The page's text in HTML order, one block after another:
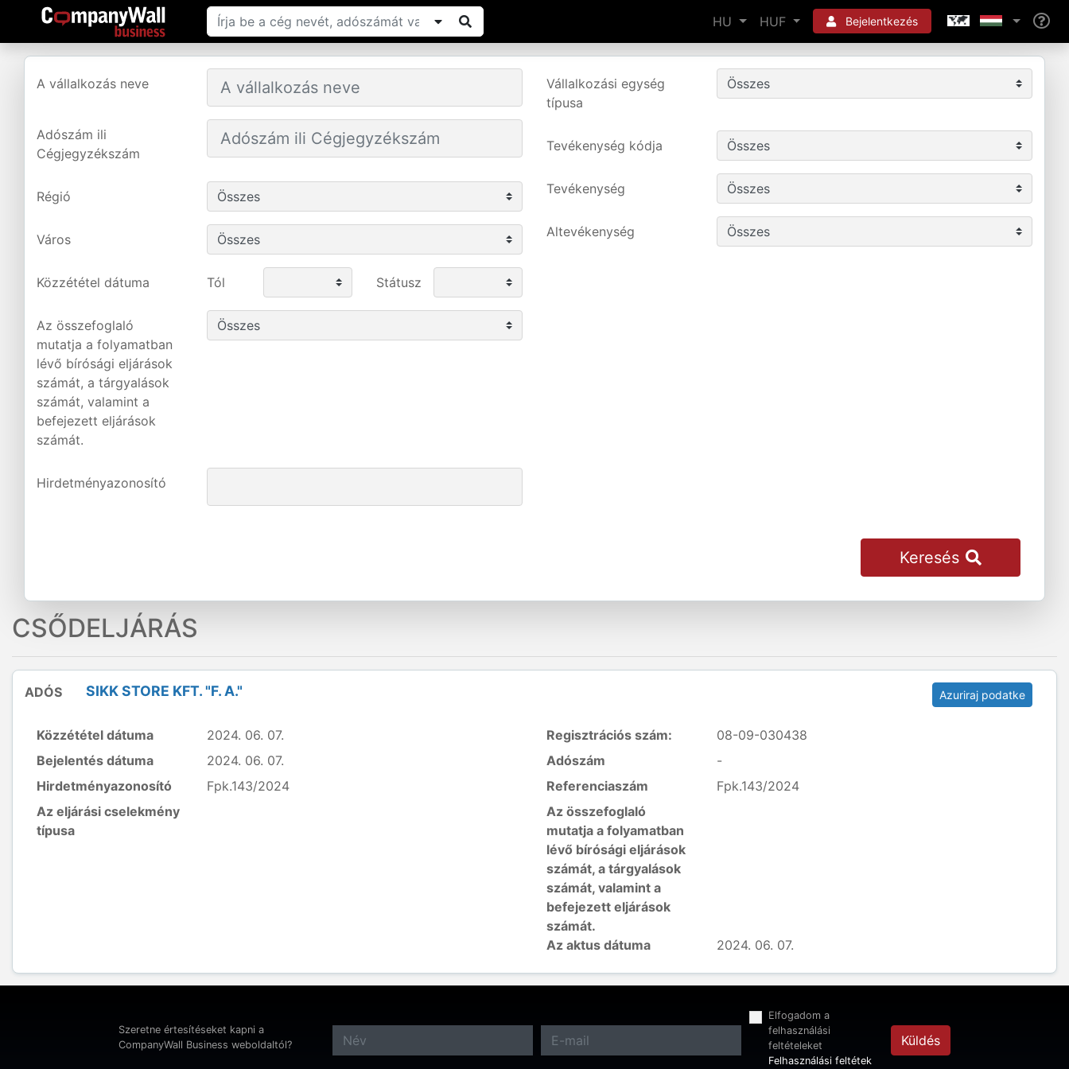
HU HUF Bejelentkezés
A vállalkozás neve
Adószám ili
Cégjegyzékszám
Régió
Város
Vállalkozási egység
típusa
Tevékenység kódja
Tevékenység
Altevékenység
Közzététel dátuma Tól Státusz
Az összefoglaló
mutatja a folyamatban
lévő bírósági eljárások
számát, a tárgyalások
számát, valamint a
befejezett eljárások
számát.
Hirdetményazonosító
Keresés
CSŐDELJÁRÁS
ADÓS SIKK STORE KFT. "F. A." Azuriraj podatke
Közzététel dátuma
2024. 06. 07.
Bejelentés dátuma
2024. 06. 07.
Hirdetményazonosító
Fpk.143/2024
Az eljárási cselekmény
típusa
Regisztrációs szám:
08-09-030438
Adószám
-
Referenciaszám
Fpk.143/2024
Az összefoglaló
mutatja a folyamatban
lévő bírósági eljárások
számát, a tárgyalások
számát, valamint a
befejezett eljárások
számát.
Az aktus dátuma
2024. 06. 07.
Szeretne értesítéseket kapni a
CompanyWall Business weboldaltól?
Elfogadom a
felhasználási
feltételeket
Felhasználási feltétek
Küldés